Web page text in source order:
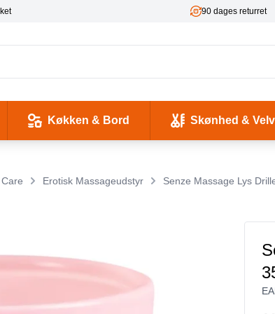
90 dages returret
Køkken & Bord Skønhed &
Erotisk Massageudstyr Senze Massage Lys